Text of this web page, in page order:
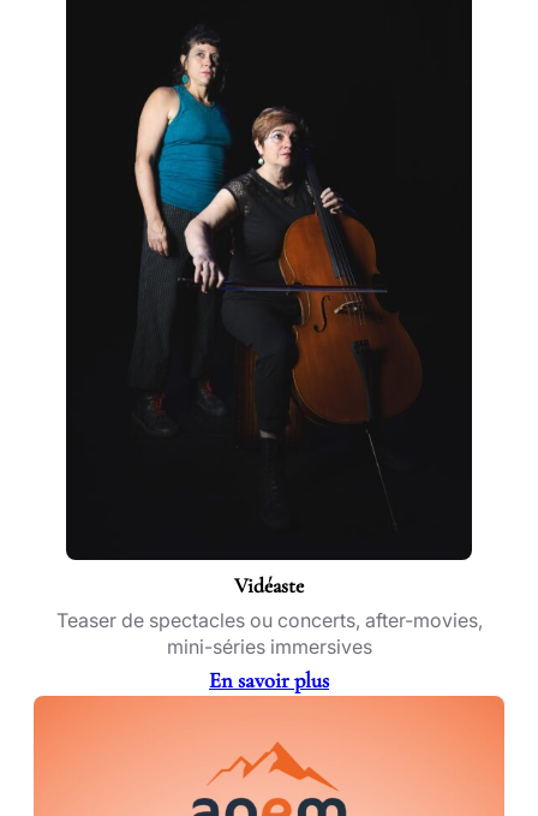
Vidéaste
Teaser de spectacles ou concerts, after-movies,
mini-séries immersives
En savoir plus